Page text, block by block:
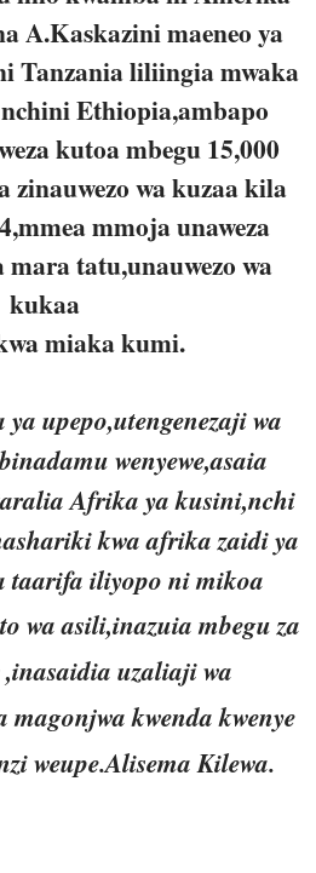
A.Kaskazini maeneo ya
Tanzania liliingia mwaka
Ethiopia,ambapo
kutoa mbegu 15,000
zinauwezo wa kuzaa kila
mmoja unaweza
tatu,unauwezo wa
kukaa
miaka kumi.
upepo,utengenezaji wa
wenyewe,asaia
Afrika ya kusini,nchi
kwa afrika zaidi ya
taarifa iliyopo ni mikoa
wa asili,inazuia mbegu za
,inasaidia uzaliaji wa
magonjwa kwenda kwenye
weupe.Alisema Kilewa.